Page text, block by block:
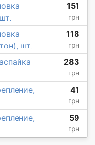
151
грн
шт.
118
грн
283
грн
41
грн
59
грн